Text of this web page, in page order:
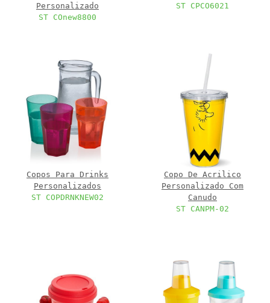
Personalizado
ST COnew8800
ST CPCO6021
Copos Para Drinks
Personalizados
ST COPDRNKNEW02
Copo De Acrilico
Personalizado Com
Canudo
ST CANPM-02